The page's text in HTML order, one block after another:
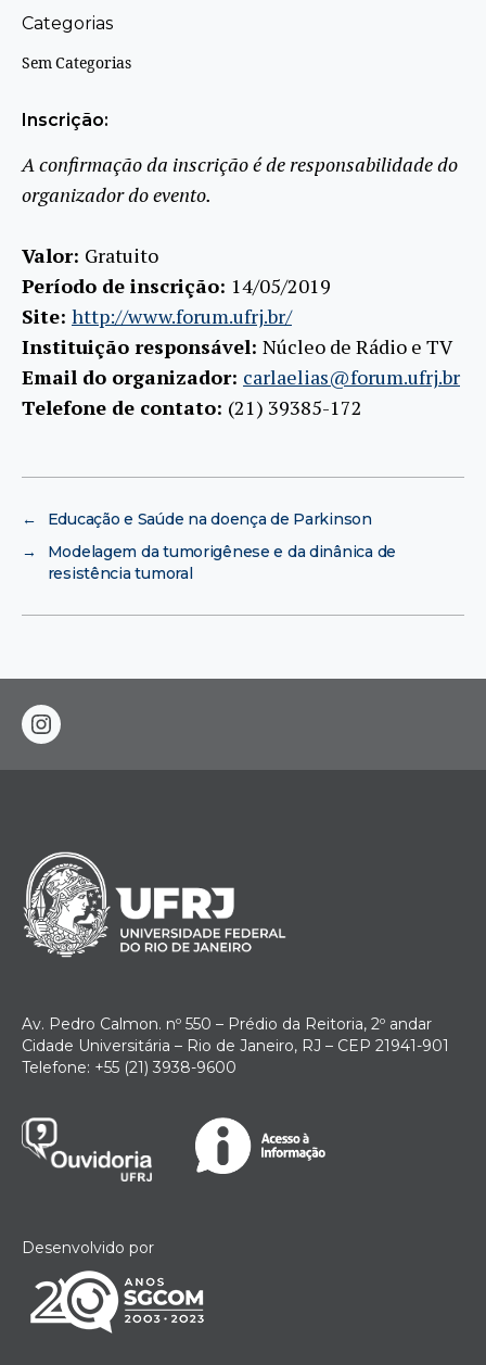
Categorias
Sem Categorias
Inscrição:
A confirmação da inscrição é de responsabilidade do
organizador do evento.
Valor: Gratuito
Período de inscrição: 14/05/2019
Site: http://www.forum.ufrj.br/
Instituição responsável: Núcleo de Rádio e TV
Email do organizador: carlaelias@forum.ufrj.br
Telefone de contato: (21) 39385-172
←
Educação e Saúde na doença de Parkinson
→
Modelagem da tumorigênese e da dinânica de
resistência tumoral
instagram
Av. Pedro Calmon. nº 550 – Prédio da Reitoria, 2º andar
Cidade Universitária – Rio de Janeiro, RJ – CEP 21941-901
Telefone: +55 (21) 3938-9600
Desenvolvido por